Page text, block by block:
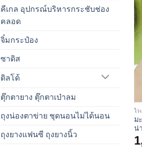
คีเกล อุปกรณ์บริหารกระชับช่อง
คลอด
จิ๋มกระป๋อง
ซาดิส
ดิลโด้
ตุ๊กตายาง ตุ๊กตาเป่าลม
ถุงน่องตาข่าย ชุดนอนไม่ได้นอน
ถุงยางแฟนซี ถุงยางนิ้ว
ไว
ม
น่